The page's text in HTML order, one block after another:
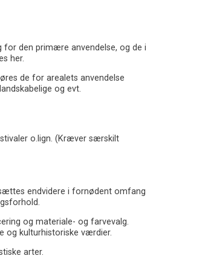
den primære anvendelse, og de i
her.
de for arealets anvendelse
og evt.
o.lign. (Kræver særskilt
endvidere i fornødent omfang
og materiale- og farvevalg.
og kulturhistoriske værdier.
arter.